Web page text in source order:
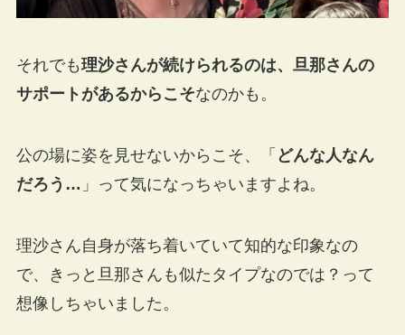
それでも理沙さんが続けられるのは、旦那さんの
サポートがあるからこそなのかも。
公の場に姿を見せないからこそ、「 どんな人なん
だろう… 」って気になっちゃいますよね。
理沙さん自身が落ち着いていて知的な印象なの
で、きっと旦那さんも似たタイプなのでは？って
想像しちゃいました。